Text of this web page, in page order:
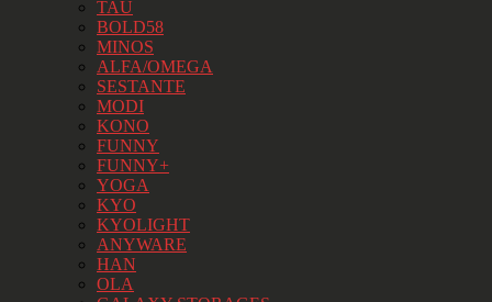
TAU
BOLD58
MINOS
ALFA/OMEGA
SESTANTE
MODI
KONO
FUNNY
FUNNY+
YOGA
KYO
KYOLIGHT
ANYWARE
HAN
OLA